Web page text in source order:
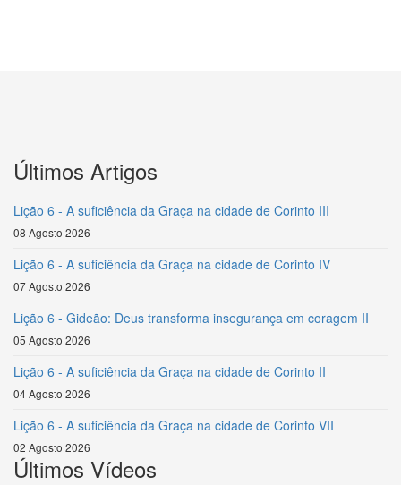
Últimos Artigos
Lição 6 - A suficiência da Graça na cidade de Corinto III
08 Agosto 2026
Lição 6 - A suficiência da Graça na cidade de Corinto IV
07 Agosto 2026
Lição 6 - Gideão: Deus transforma insegurança em coragem II
05 Agosto 2026
Lição 6 - A suficiência da Graça na cidade de Corinto II
04 Agosto 2026
Lição 6 - A suficiência da Graça na cidade de Corinto VII
02 Agosto 2026
Últimos Vídeos